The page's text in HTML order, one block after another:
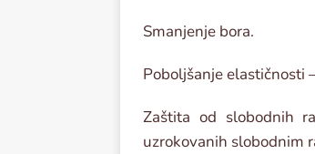
Smanjenje bora.
Poboljšanje elastičnosti
Zaštita od slobodnih
uzrokovanih slobodnim